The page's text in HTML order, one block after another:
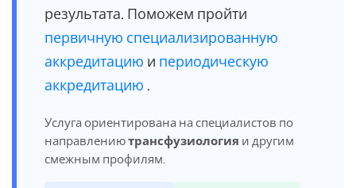
результата. Поможем пройти
первичную специализированную
аккредитацию и периодическую
аккредитацию .
Услуга ориентирована на специалистов по
направлению трансфузиология и другим
смежным профилям.